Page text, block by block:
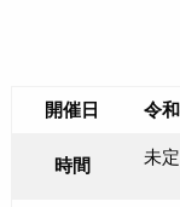
開催日 令
時間 未定